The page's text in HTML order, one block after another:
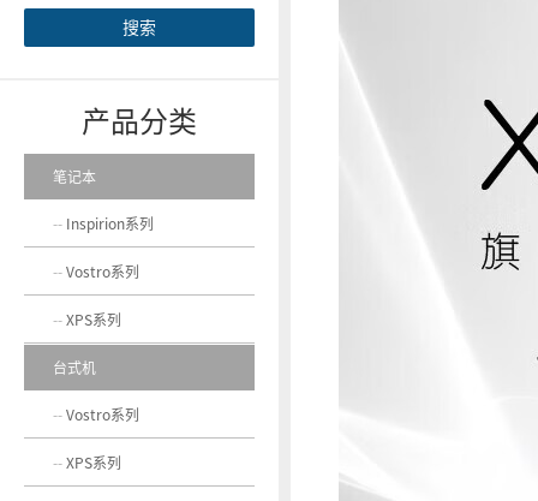
搜索
产品分类
笔记本
Inspirion系列
Vostro系列
XPS系列
台式机
Vostro系列
XPS系列